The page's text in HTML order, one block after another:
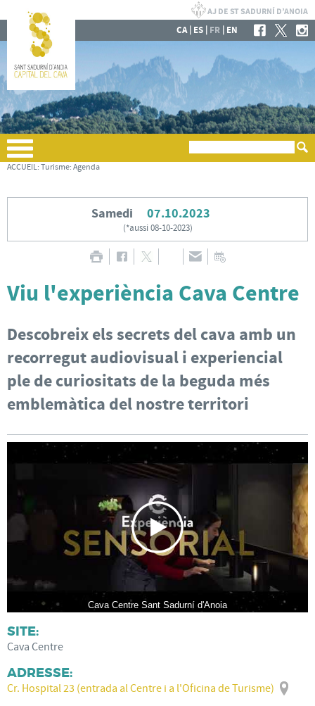
CA| ES | FR | EN
ACCUEIL: Turisme: Agenda
Samedi 07.10.2023
(*aussi 08-10-2023)
Viu l'experiència Cava Centre
Descobreix els secrets del cava amb un
recorregut audiovisual i experiencial
ple de curiositats de la beguda més
emblemàtica del nostre territori
Cava Centre Sant Sadurní d'Anoia
SITE:
Cava Centre
ADRESSE:
Cr. Hospital 23 (entrada al Centre i a l'Oficina de Turisme)